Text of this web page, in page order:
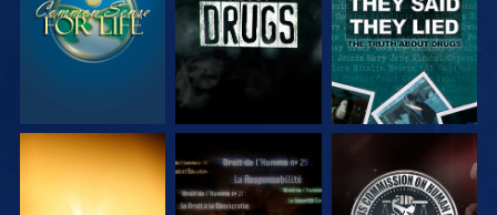
REGARDER REGARDER REGARDER